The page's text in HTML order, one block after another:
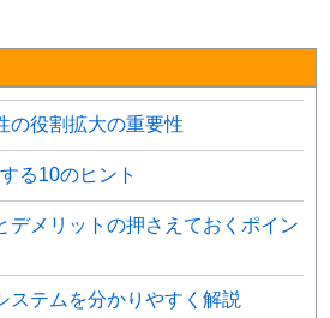
の役割拡大の重要性
る10のヒント
デメリットの押さえておくポイン
ステムを分かりやすく解説